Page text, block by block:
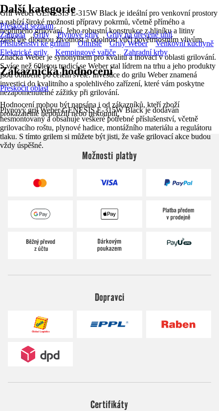
Gril Weber GENESIS E-315W Black je ideální pro venkovní prostory
a nabízí široké možnosti přípravy pokrmů, včetně přímého a
nepřímého grilování. Jeho robustní konstrukce z hliníku a litiny
zajišťuje dlouhou životnost a odolnost vůči povětrnostním vlivům.
Značka Weber je synonymem pro kvalitu a inovaci v oblasti grilování.
S více než 60letou tradicí se Weber stal lídrem na trhu a jeho produkty
jsou oblíbené po celém světě. Investice do grilu Weber znamená
investici do kvalitního a spolehlivého zařízení, které vám poskytne
nezapomenutelné zážitky při grilování.
Plynový gril Weber GENESIS E-315W Black je dodáván
nesmontovaný a obsahuje veškeré potřebné příslušenství, včetně
grilovacího roštu, plynové hadice, montážního materiálu a regulátoru
tlaku. S tímto grilem si můžete být jisti, že vaše grilovací akce budou
vždy úspěšné.
Další kategorie
Přeskočit seznam
Zahrada
Grily Plynové grily
Grily na dřevěné uhlí
Příslušenství ke grilům
Ohniště Grily Weber
Venkovní kuchyně
Elektrické grily
Kempingové vařiče Zahradní krby
Zákaznická hodnocení
Přeskočit oblast
Hodnocení mohou být napsána i od zákazníků, kteří zboží
prokazatelně nepoužili nebo nekoupili.
Možnosti platby
Dopravci
Certifikáty